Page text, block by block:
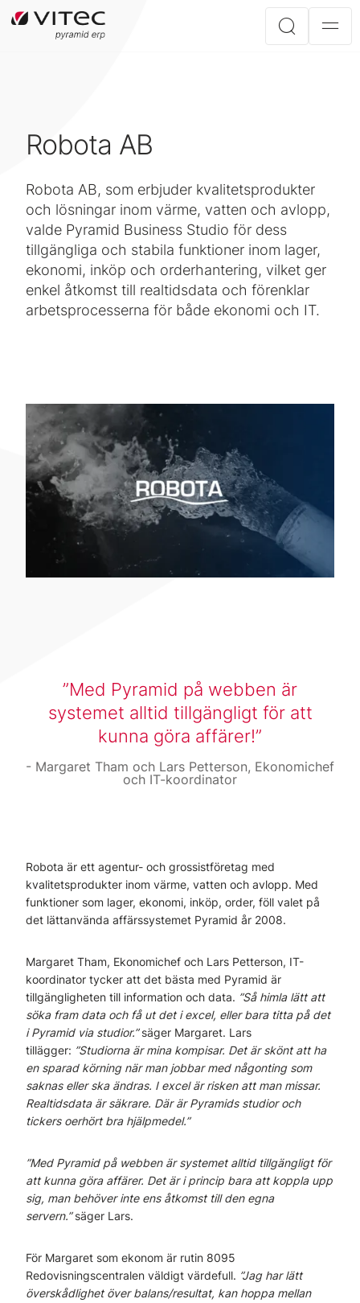
Robota AB
Robota AB, som erbjuder kvalitetsprodukter
och lösningar inom värme, vatten och avlopp,
valde Pyramid Business Studio för dess
tillgängliga och stabila funktioner inom lager,
ekonomi, inköp och orderhantering, vilket ger
enkel åtkomst till realtidsdata och förenklar
arbetsprocesserna för både ekonomi och IT.
Med Pyramid på webben är
systemet alltid tillgängligt för att
kunna göra affärer!
Margaret Tham och Lars Petterson, Ekonomichef
och IT-koordinator
Robota är ett agentur- och grossistföretag med
kvalitetsprodukter inom värme, vatten och avlopp. Med
funktioner som lager, ekonomi, inköp, order, föll valet på
det lättanvända affärssystemet Pyramid år 2008.
Margaret Tham, Ekonomichef och Lars Petterson, IT-
koordinator tycker att det bästa med Pyramid är
tillgängligheten till information och data. ”Så himla lätt att
söka fram data och få ut det i excel, eller bara titta på det
i Pyramid via studior.”säger Margaret. Lars
tillägger: ”Studiorna är mina kompisar. Det är skönt att ha
en sparad körning när man jobbar med någonting som
saknas eller ska ändras. I excel är risken att man missar.
Realtidsdata är säkrare. Där är Pyramids studior och
tickers oerhört bra hjälpmedel.”
”Med Pyramid på webben är systemet alltid tillgängligt för
att kunna göra affärer. Det är i princip bara att koppla upp
sig, man behöver inte ens åtkomst till den egna
servern.”säger Lars.
För Margaret som ekonom är rutin 8095
Redovisningscentralen väldigt värdefull. ”Jag har lätt
överskådlighet över balans/resultat, kan hoppa mellan